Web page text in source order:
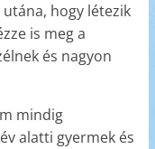
hogy létezik
is meg a
és nagyon
mindig
alatti gyermek és